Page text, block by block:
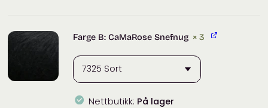
Farge B: CaMaRose Snefnug × 3
Nettbutikk: På lager